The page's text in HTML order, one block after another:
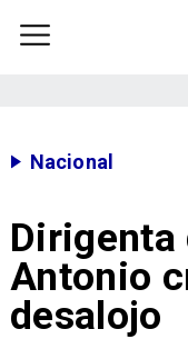
Nacional
Dirigenta
Antonio
desalojo